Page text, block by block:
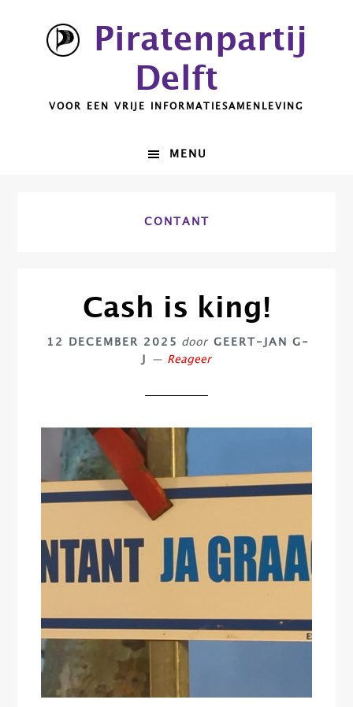
Piratenpartij
Delft
VOOR EEN VRIJE INFORMATIESAMENLEVING
MENU
CONTANT
Cash is king!
12 DECEMBER 2025 door GEERT-JAN G-
Reageer